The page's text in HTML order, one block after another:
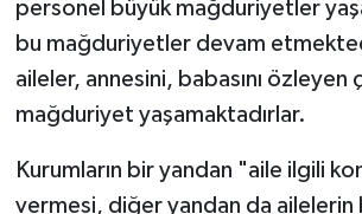
personel büyük mağduriyetler
bu mağduriyetler devam
aileler, annesini, babasını özleyen
mağduriyet yaşamaktadırlar.
Kurumların bir yandan "aile ilgili
vermesi, diğer yandan da ailelerin